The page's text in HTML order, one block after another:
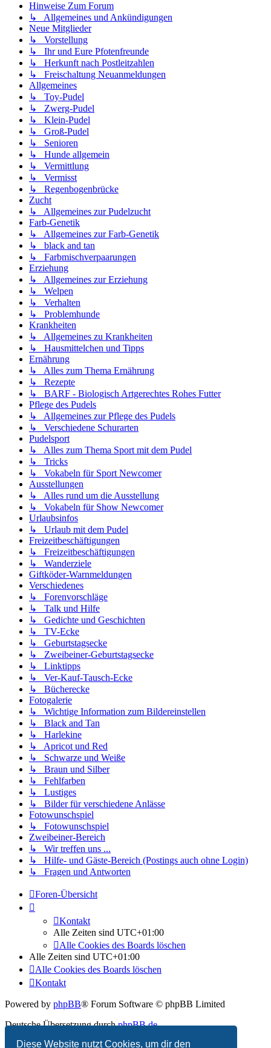
Diese Website nutzt Cookies, um dir den
Hinweise Zum Forum
↳ Allgemeines und Ankündigungen
Neue Mitglieder
↳ Vorstellung
↳ Ihr und Eure Pfotenfreunde
↳ Herkunft nach Postleitzahlen
↳ Freischaltung Neuanmeldungen
Allgemeines
↳ Toy-Pudel
↳ Zwerg-Pudel
↳ Klein-Pudel
↳ Groß-Pudel
↳ Senioren
↳ Hunde allgemein
↳ Vermittlung
↳ Vermisst
↳ Regenbogenbrücke
Zucht
↳ Allgemeines zur Pudelzucht
Farb-Genetik
↳ Allgemeines zur Farb-Genetik
↳ black and tan
↳ Farbmischverpaarungen
Erziehung
↳ Allgemeines zur Erziehung
↳ Welpen
↳ Verhalten
↳ Problemhunde
Krankheiten
↳ Allgemeines zu Krankheiten
↳ Hausmittelchen und Tipps
Ernährung
↳ Alles zum Thema Ernährung
↳ Rezepte
↳ BARF - Biologisch Artgerechtes Rohes Futter
Pflege des Pudels
↳ Allgemeines zur Pflege des Pudels
↳ Verschiedene Schurarten
Pudelsport
↳ Alles zum Thema Sport mit dem Pudel
↳ Tricks
↳ Vokabeln für Sport Newcomer
Ausstellungen
↳ Alles rund um die Ausstellung
↳ Vokabeln für Show Newcomer
Urlaubsinfos
↳ Urlaub mit dem Pudel
Freizeitbeschäftigungen
↳ Freizeitbeschäftigungen
↳ Wanderziele
Giftköder-Warnmeldungen
Verschiedenes
↳ Forenvorschläge
↳ Talk und Hilfe
↳ Gedichte und Geschichten
↳ TV-Ecke
↳ Geburtstagsecke
↳ Zweibeiner-Geburtstagsecke
↳ Linktipps
↳ Ver-Kauf-Tausch-Ecke
↳ Bücherecke
Fotogalerie
↳ Wichtige Information zum Bildereinstellen
↳ Black and Tan
↳ Harlekine
↳ Apricot und Red
↳ Schwarze und Weiße
↳ Braun und Silber
↳ Fehlfarben
↳ Lustiges
↳ Bilder für verschiedene Anlässe
Fotowunschspiel
↳ Fotowunschspiel
Zweibeiner-Bereich
↳ Wir treffen uns ...
↳ Hilfe- und Gäste-Bereich (Postings auch ohne Login)
↳ Fragen und Antworten
Foren-Übersicht
Kontakt
Alle Zeiten sind UTC+01:00
Alle Cookies des Boards löschen
Alle Zeiten sind UTC+01:00
Alle Cookies des Boards löschen
Kontakt
Powered by phpBB® Forum Software © phpBB Limited
Deutsche Übersetzung durchphpBB.de
PRIVACY_LINK | TERMS_LINK